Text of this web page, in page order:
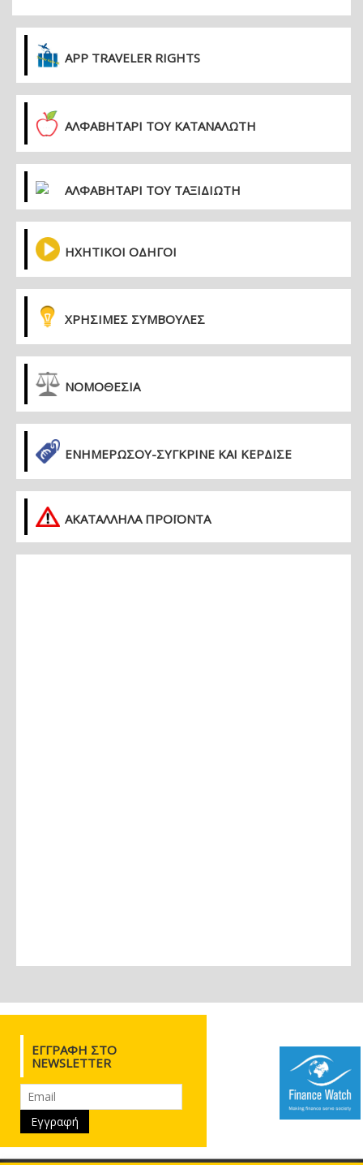
APP TRAVELER RIGHTS
ΑΛΦΑΒΗΤΑΡΙ ΤΟΥ ΚΑΤΑΝΑΛΩΤΗ
ΑΛΦΑΒΗΤΑΡΙ ΤΟΥ ΤΑΞΙΔΙΩΤΗ
ΗΧΗΤΙΚΟΙ ΟΔΗΓΟΙ
ΧΡΗΣΙΜΕΣ ΣΥΜΒΟΥΛΕΣ
ΝΟΜΟΘΕΣΙΑ
ΕΝΗΜΕΡΏΣΟΥ-ΣΎΓΚΡΙΝΕ ΚΑΙ ΚΈΡΔΙΣΕ
ΑΚΑΤΑΛΛΗΛΑ ΠΡΟΪΟΝΤΑ
ΕΓΓΡΑΦΉ ΣΤΟ
NEWSLETTER